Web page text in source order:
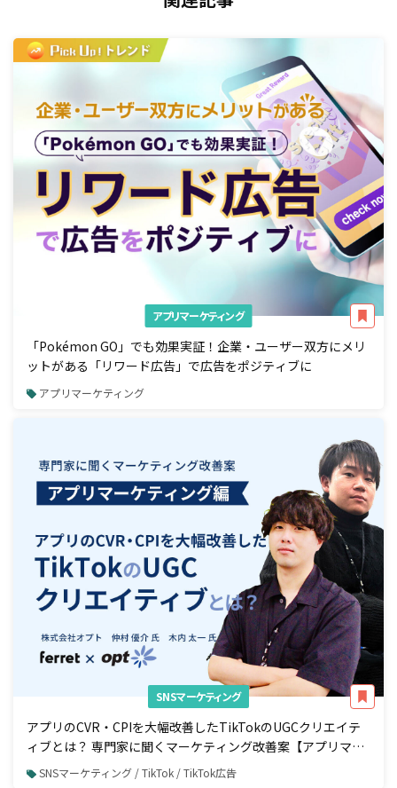
アプリマーケティング
「Pokémon GO」でも効果実証！企業・ユーザー双方にメリ
ットがある「リワード広告」で広告をポジティブに
アプリマーケティング
SNSマーケティング
アプリのCVR・CPIを大幅改善したTikTokのUGCクリエイテ
ィブとは？ 専門家に聞くマーケティング改善案【アプリマー
ケティング編】
SNSマーケティング / TikTok / TikTok広告